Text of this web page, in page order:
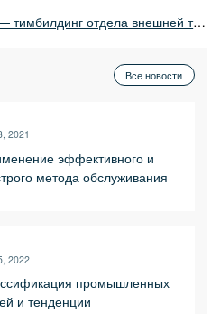
отдела внешней торговли компании Shennai
Все новости
2021
эффективного и
метода обслуживания
2022
промышленных
и тенденции